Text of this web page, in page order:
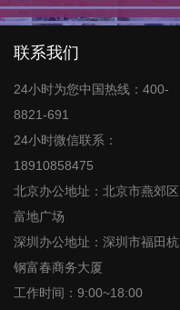
联系我们
24小时为您中国热线：400-
8821-691
24小时微信联系：
18910858475
北京办公地址：北京市燕郊区
富地广场
深圳办公地址：深圳市福田杭
钢富春商务大厦
工作时间：9:00~18:00